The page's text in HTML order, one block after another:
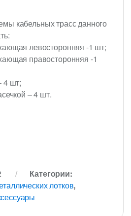
кабельных трасс данного
левосторонняя -1 шт;
правосторонняя -1
4 шт;
– 4 шт.
Категории:
лотков,